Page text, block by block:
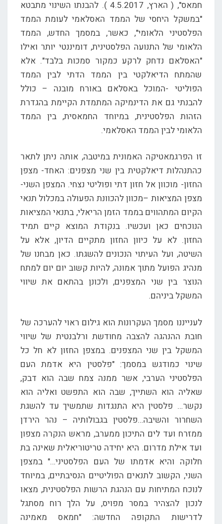
חמאס", ( הארץ, 4.5.2017 ). להבנתו השינוי מתבטא
"במשקל היחסי של הממד האסלאמי לעומת הממד
הפלסטיני הלאומי", כאשר, במסמך החדש, הממד
הלאומי של התנועה הפלסטינית, דומיננטי יותר ואילו
"האסלאם נדחק לרקע כמקור סמכות בלבד". אלא
שהמתח הדיאלקטי בין הממד הדתי לבין הממד
הפוליטי -המוכל באסלאם באורח מובנה – כולל
להבנתי גם את הדינמיקה המתמדת הקיימת בהגדרת
הזהות הפלסטינית, במיוחד החמאסית, בין הממד
הלאומי לבין הממד האסלאמי.
זו הפרגמאטיקה האמונית במיטבה, אותה ניתן לתאר
כהתנהלות דיאלקטית בין שני מצפנים: האחד- מצפן
החזון- מוכוון אל חזון דתי ופוליטי נצחי. המצפן השני-
מצפן המציאות –מכוון להכוונת הפעולה במכלול תנאי
הקיום המתהווים בממד הזמן הריאלי, בתנאי המציאות
הנוכחים כאן ועכשיו. בנקודת המוצא קיים תמיד
החזון. לא על כיוון החזון מתקיים הדיון, אלא על
השיטה, ועל העיתוי הנכונים להשגתו. כאן מבחנו של
מנהיג הפועל מתוך אמונה, להיות קשוב יום יום למתח
הנוצר בין שני המצפנים, ולכונן בהתאם את שיווי
המשקל ביניהם.
לענייננו מסמך העקרונות הוא גילום ראוי להערכה של
חובת ההנהגה להצבה מחודשת ורלבנטית של שיווי
המשקל בין שני המצפנים. במצפן החזון לא חל כל
שינוי כמודגש במסמך: "פלסטין היא אדמת העם
הפלסטיני הערבי, אשר ממנה צמח שבה הוא דבק,
שאליה הוא השתייך, שבה הוא התפשט ואליה הוא
נקשר… פלסטין היא התנגדות שתמשיך עד להשגת
השחרור והשיבה…פלסטין בגבולותיה – נהר הירדן
ממזרח ועד לים התיכון ממערב, מראש הנקרה מצפון
ועד אילת מדרום. היא יחידה טריטוריאלית שאינה בת
חלוקה והיא אדמתו של העם הפלסטיני…" במצפן
השני, הקשוב לתנאים הפוליטיים הנסיבתיים, במיוחד
לנוכח המתיחות עם הנהגת הרשות הפלסטינית, מצאו
לנכון להצהיר במסר מפויס, על הלך רוח מסתגל
לדרישות התקופה החדשה: "חמאס מאמינה